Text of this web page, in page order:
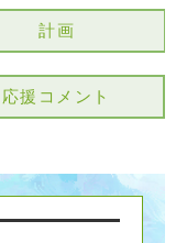
計画
応援コメント